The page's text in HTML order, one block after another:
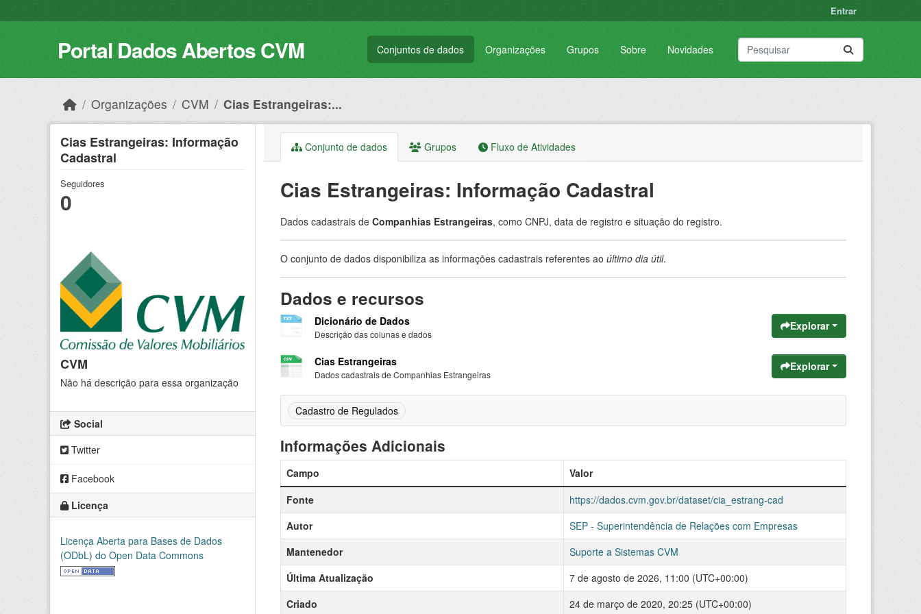
Entrar
Portal Dados Abertos CVM Conjuntos de dados Organizações Grupos Sobre Novidades
Organizações CVM Cias Estrangeiras:...
Cias Estrangeiras: Informação
Cadastral
Seguidores
0
CVM
Não há descrição para essa organização
Social
Twitter
Facebook
Licença
Licença Aberta para Bases de Dados
(ODbL) do Open Data Commons
Conjunto de dados Grupos Fluxo de Atividades
Cias Estrangeiras: Informação Cadastral
Dados cadastrais de Companhias Estrangeiras, como CNPJ, data de registro e situação do registro.
O conjunto de dados disponibiliza as informações cadastrais referentes ao último dia útil.
Dados e recursos
Dicionário de Dados
Descrição das colunas e dados
Explorar
Cias Estrangeiras
Dados cadastrais de Companhias Estrangeiras
Explorar
Cadastro de Regulados
Informações Adicionais
Campo
Valor
Fonte
https://dados.cvm.gov.br/dataset/cia_estrang-cad
Autor
SEP - Superintendência de Relações com Empresas
Mantenedor
Suporte a Sistemas CVM
Última Atualização
7 de agosto de 2026, 11:00 (UTC+00:00)
Criado
24 de março de 2020, 20:25 (UTC+00:00)